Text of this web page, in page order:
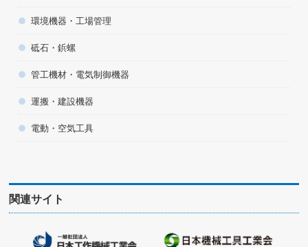
環境機器・工場管理
砥石・鋲螺
管工機材・電気制御機器
運搬・建設機器
電動・空気工具
関連サイト